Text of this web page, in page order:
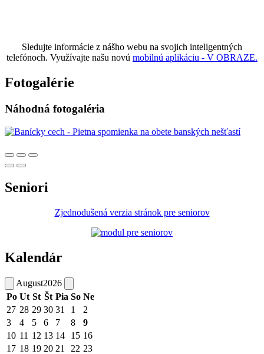
Sledujte informácie z nášho webu na svojich inteligentných
telefónoch. Využívajte našu novú mobilnú aplikáciu - V OBRAZE.
Fotogalérie
Náhodná fotogaléria
Seniori
Zjednodušená verzia stránok pre seniorov
Kalendár
August2026
Po Ut St Št Pia So Ne
27 28 29 30 31 1
2
3
4 5 6 7 8
9
10 11 12 13 14 15 16
17 18 19 20 21 22 23